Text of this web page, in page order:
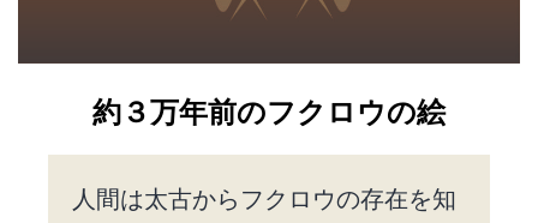
約３万年前のフクロウの絵
人間は太古からフクロウの存在を知